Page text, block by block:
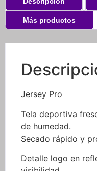
Más productos
Jersey Pro
Tela deportiva
de humedad.
Secado rápido y
Detalle logo en